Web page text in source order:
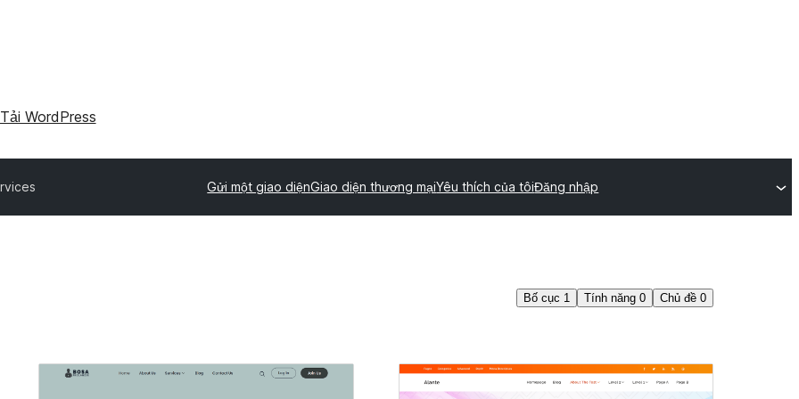
Tải WordPress
Gửi một giao diệnGiao diện thương mạiYêu thích của tôiĐăng nhập
Bố cục 1 Tính năng 0 Chủ đề 0